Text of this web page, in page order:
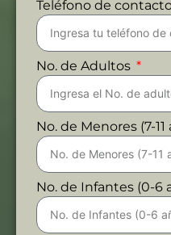
Teléfono de
No. de Adultos
No. de Menores (7-11
No. de Infantes (0-6